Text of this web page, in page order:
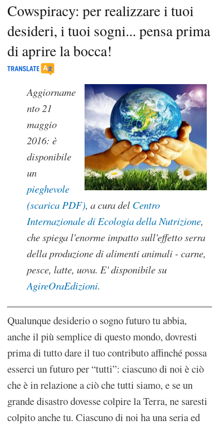
Cowspiracy: per realizzare i tuoi
desideri, i tuoi sogni... pensa prima
di aprire la bocca!
Aggiorname
nto 21
maggio
2016: è
disponibile
un
pieghevole
(scarica PDF), a cura del Centro
Internazionale di Ecologia della Nutrizione,
che spiega l'enorme impatto sull'effetto serra
della produzione di alimenti animali - carne,
pesce, latte, uova. E' disponibile su
AgireOraEdizioni.
Qualunque desiderio o sogno futuro tu abbia,
anche il più semplice di questo mondo, dovresti
prima di tutto dare il tuo contributo affinché possa
esserci un futuro per “tutti”: ciascuno di noi è ciò
che è in relazione a ciò che tutti siamo, e se un
grande disastro dovesse colpire la Terra, ne saresti
colpito anche tu. Ciascuno di noi ha una seria ed